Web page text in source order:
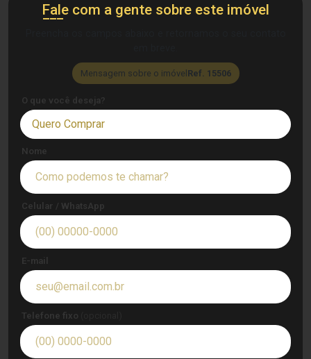
Fale com a gente sobre este imóvel
Mensagem sobre o imóvelRef. 15506
O que você deseja?
Quero Comprar
Nome
Celular / WhatsApp
E-mail
Telefone fixo